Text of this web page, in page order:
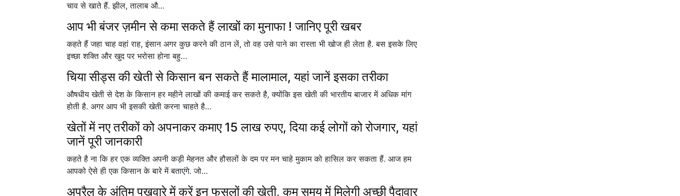
चाव से खाते हैं. झील, तालाब औ…
आप भी बंजर ज़मीन से कमा सकते हैं लाखों का मुनाफा ! जानिए पूरी खबर
कहते हैं जहा चाह वहां राह, इंसान अगर कुछ करने की ठान लें, तो वह उसे पाने का रास्ता भी खोज ही लेता है. बस इसके लिए
इच्छा शक्ति और खुद पर भरोसा होना बहु…
चिया सीड्स की खेती से किसान बन सकते हैं मालामाल, यहां जानें इसका तरीका
औषधीय खेती से देश के किसान हर महीने लाखों की कमाई कर सकते है, क्योंकि इस खेती की भारतीय बाजार में अधिक मांग
होती है. अगर आप भी इसकी खेती करना चाहते है…
खेतों में नए तरीकों को अपनाकर कमाए 15 लाख रुपए, दिया कई लोगों को रोजगार, यहां
जानें पूरी जानकारी
कहते है ना कि हर एक व्यक्ति अपनी कड़ी मेहनत और हौसलों के दम पर मन चाहे मुकाम को हासिल कर सकता हैं. आज हम
आपको ऐसे ही एक किसान के बारे में बताएंगे. जो…
अप्रैल के अंतिम पखवारे में करें इन फसलों की खेती, कम समय में मिलेगी अच्छी पैदावार